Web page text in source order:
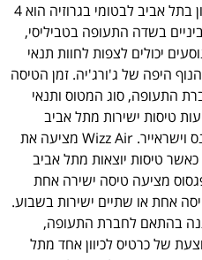
זמן הטיסה מנמל התעופה בן גוריון בתל אביב לבטומי בגרוזיה הוא 4
ביניים בשדה התעופה בטביליסי,
יכולים לצפות לחוות תנאי
היפה של ג'ורג'יה. זמן הטיסה
התעופה, סוג המטוס ותנאי
טיסות ישירות מתל אביב
לבטומי הן וויז אייר, פגסוס איירליינס וישראייר. Wizz Air מציעה את
טיסות יוצאות מתל אביב
מציעה טיסה ישירה אחת
אחת או שתיים ישירות בשבוע.
בהתאם לחברת התעופה,
של כרטיס לכיוון אחד מתל